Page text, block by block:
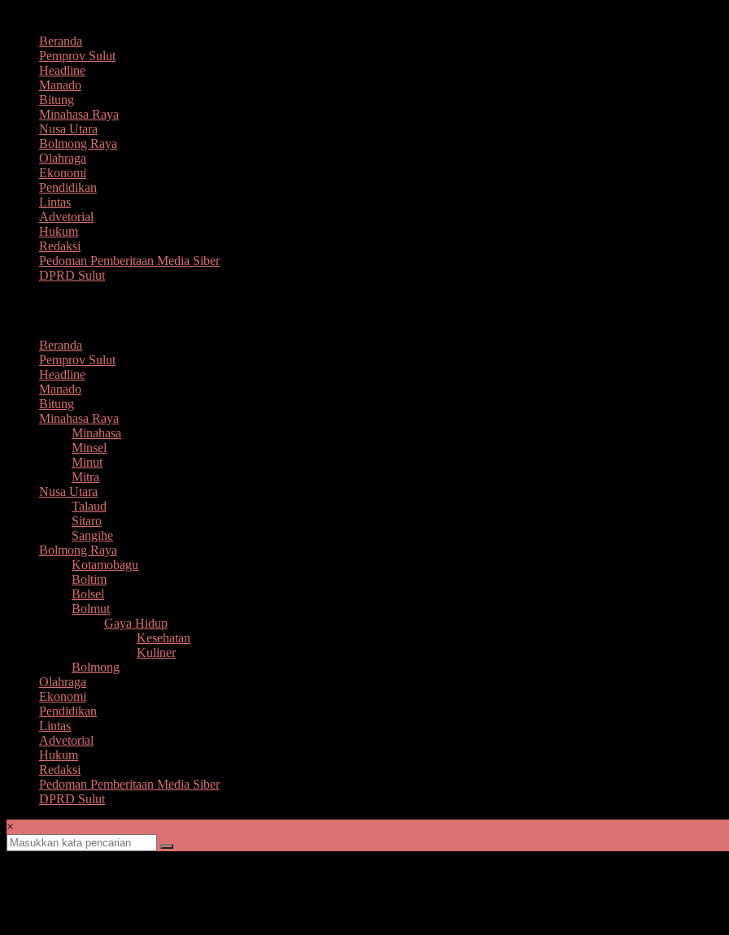
kontenBeranda
Pemprov Sulut
Headline
Manado
Bitung
Minahasa Raya
Nusa Utara
Bolmong Raya
Olahraga
Ekonomi
Pendidikan
Lintas
Advetorial
Hukum
Redaksi
Pedoman Pemberitaan Media Siber
DPRD Sulut
Beranda
Pemprov Sulut
Headline
Manado
Bitung
Minahasa Raya
Minahasa
Minsel
Minut
Mitra
Nusa Utara
Talaud
Sitaro
Sangihe
Bolmong Raya
Kotamobagu
Boltim
Bolsel
Bolmut
Gaya Hidup
Kesehatan
Kuliner
Bolmong
Olahraga
Ekonomi
Pendidikan
Lintas
Advetorial
Hukum
Redaksi
Pedoman Pemberitaan Media Siber
DPRD Sulut
×